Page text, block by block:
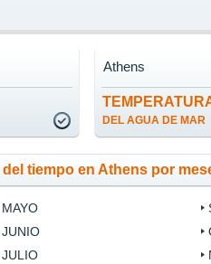
DEL AGUA DE MAR
Athens
del tiempo en Athens por
MAYO
JUNIO
JULIO